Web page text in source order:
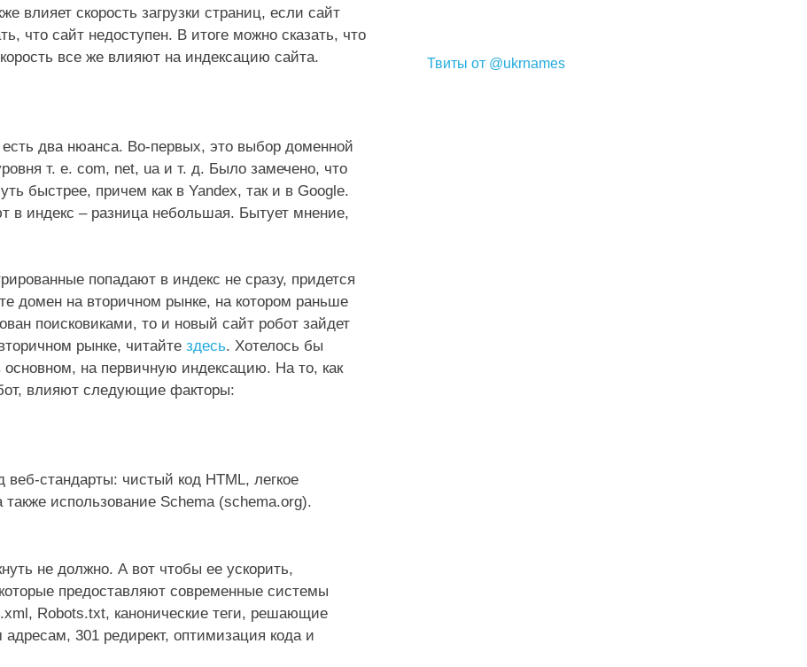
влияет скорость загрузки страниц, если сайт
что сайт недоступен. В итоге можно сказать, что
все же влияют на индексацию сайта.
есть два нюанса. Во-первых, это выбор доменной
т. е. com, net, ua и т. д. Было замечено, что
быстрее, причем как в Yandex, так и в Google.
в индекс – разница небольшая. Бытует мнение,
попадают в индекс не сразу, придется
домен на вторичном рынке, на котором раньше
поисковиками, то и новый сайт робот зайдет
рынке, читайте здесь. Хотелось бы
на первичную индексацию. На то, как
влияют следующие факторы:
стандарты: чистый код HTML, легкое
использование Schema (schema.org).
не должно. А вот чтобы ее ускорить,
предоставляют современные системы
Robots.txt, канонические теги, решающие
301 редирект, оптимизация кода и
Твиты от @ukrnames